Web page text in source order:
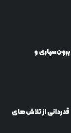
و
از تلاش‌های